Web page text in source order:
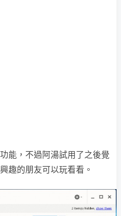
能，不過阿湯試用了之後覺
趣的朋友可以玩看看。